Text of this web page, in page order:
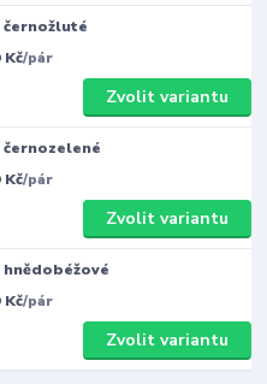
Kč/pár
Zvolit variantu
Kč/pár
Zvolit variantu
Kč/pár
Zvolit variantu